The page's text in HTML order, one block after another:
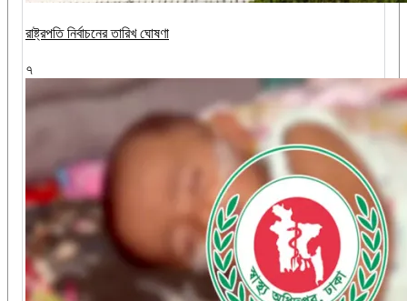
রাষ্ট্রপতি নির্বাচনের তারিখ ঘোষণা
৭